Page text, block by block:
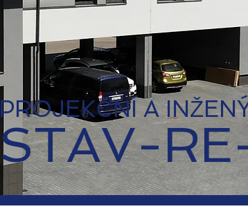
PROJEKČNÍ A
STAV-